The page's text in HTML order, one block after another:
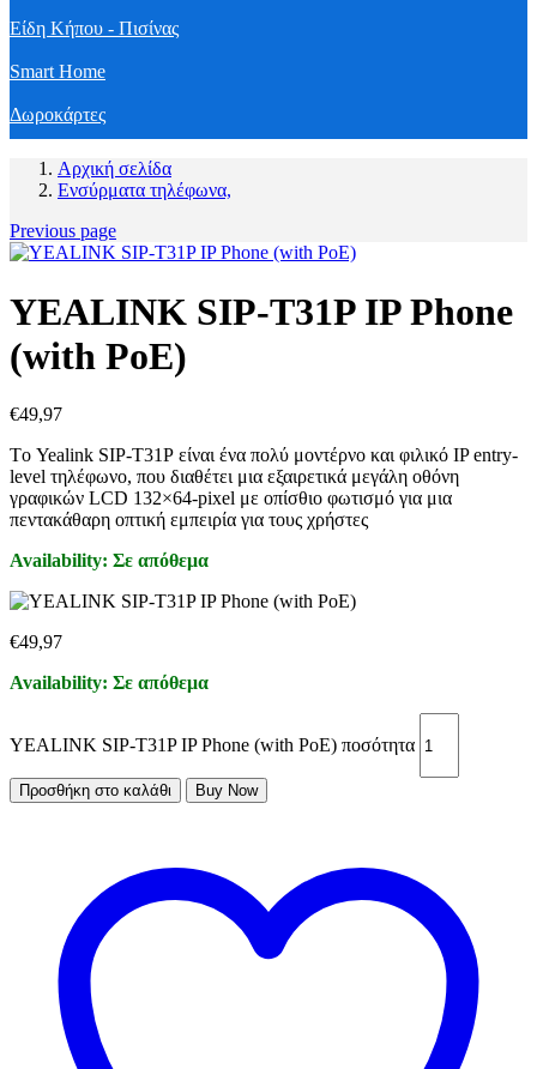
Είδη Κήπου - Πισίνας
Smart Home
Δωροκάρτες
Αρχική σελίδα
Ενσύρματα τηλέφωνα,
Previous page
YEALINK SIP-T31P IP Phone
(with PoE)
€49,97
Tο Yealink SIP-T31Ρ είναι ένα πολύ μοντέρνο και φιλικό IP entry-
level τηλέφωνο, που διαθέτει μια εξαιρετικά μεγάλη οθόνη
γραφικών LCD 132×64-pixel με οπίσθιο φωτισμό για μια
πεντακάθαρη οπτική εμπειρία για τους χρήστες
Availability: Σε απόθεμα
€49,97
Availability: Σε απόθεμα
YEALINK SIP-T31P IP Phone (with PoE) ποσότητα
Προσθήκη στο καλάθι Buy Now